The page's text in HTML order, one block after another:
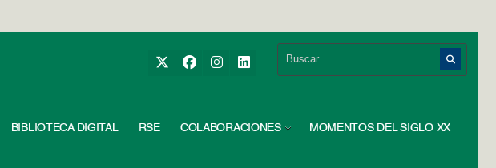
BIBLIOTECA DIGITAL RSE COLABORACIONES MOMENTOS DEL SIGLO XX